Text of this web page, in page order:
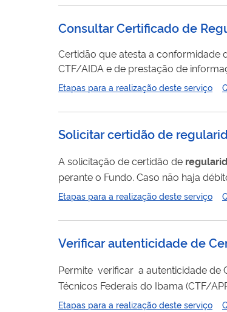
Consultar Certificado de
Certidão que atesta a conformidade
CTF/AIDA e de prestação de
Etapas para a realização deste serviço
Solicitar certidão de
A solicitação de certidão de
perante o Fundo. Caso não haja débitos, é possível obter a Certidão Negativa de Débitos. Caso haja débitos que estejam com exigibilidade suspensa (por
exemplo, em caso de impugnação do
Etapas para a realização deste serviço
Verificar autenticidade de
Permite verificar a autenticidade de
Técnicos Federais do Ibama (CTF/
Etapas para a realização deste serviço